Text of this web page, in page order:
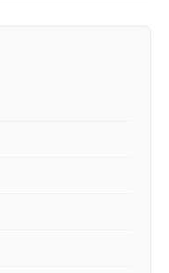
de 2024